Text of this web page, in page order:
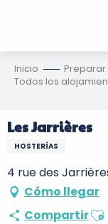
Inicio
Todos los
Les Jarrières
HOSTERÍAS
4 rue des
Cómo llegar
Compartir